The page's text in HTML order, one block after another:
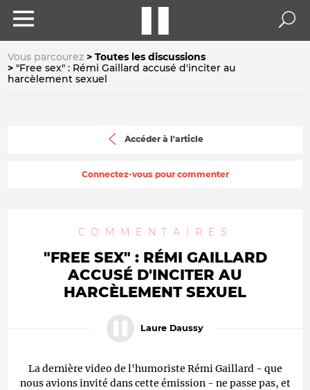
Vous parcourez
Toutes les discussions
"Free sex" : Rémi Gaillard accusé d'inciter au
harcèlement sexuel
Accéder à l'article
Connectez-vous pour commenter
COMMENTAIRES
"FREE SEX" : RÉMI GAILLARD
ACCUSÉ D'INCITER AU
HARCÈLEMENT SEXUEL
Laure Daussy
La dernière video de l'humoriste Rémi Gaillard - que
nous avions invité dans cette émission - ne passe pas, et